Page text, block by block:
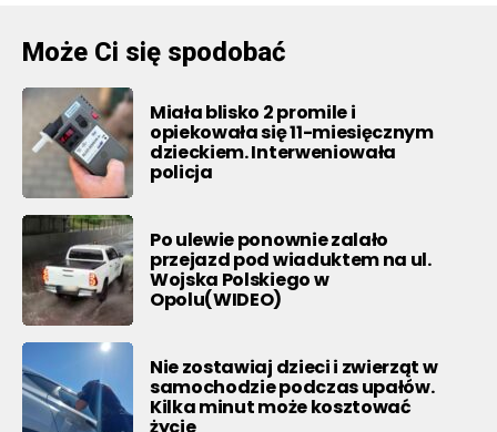
Może Ci się spodobać
Miała blisko 2 promile i
opiekowała się 11-miesięcznym
dzieckiem. Interweniowała
policja
Po ulewie ponownie zalało
przejazd pod wiaduktem na ul.
Wojska Polskiego w
Opolu(WIDEO)
Nie zostawiaj dzieci i zwierząt w
samochodzie podczas upałów.
Kilka minut może kosztować